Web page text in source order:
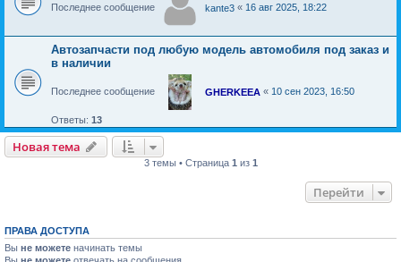
Последнее сообщение kante3 « 16 авг 2025, 18:22
Автозапчасти под любую модель автомобиля под заказ и
в наличии
Последнее сообщение GHERKEEA « 10 сен 2023, 16:50
Ответы: 13
Новая тема
Новаятема
3 темы • Страница 1 из 1
Перейти
ПРАВА ДОСТУПА
Вы не можете начинать темы